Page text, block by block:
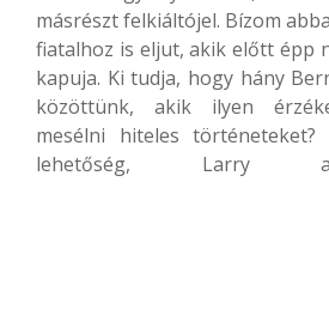
másrészt felkiáltójel. Bízom
fiatalhoz is eljut, akik előtt épp
kapuja. Ki tudja, hogy hány
közöttünk, akik ilyen
mesélni hiteles
lehetőség, Larry